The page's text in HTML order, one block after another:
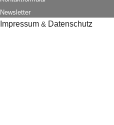
Newsletter
Impressum & Datenschutz